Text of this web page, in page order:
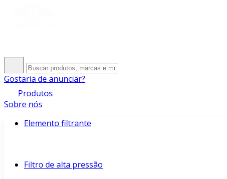
Gostaria de anunciar?
Produtos
Sobre nós
Elemento filtrante
Filtro de alta pressão